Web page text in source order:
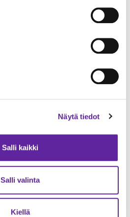
Näytä tiedot
Salli kaikki
Salli valinta
Kiellä